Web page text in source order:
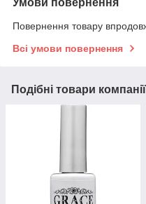
Умови повернення
Повернення товару
Всі умови повернення
Подібні товари компанії